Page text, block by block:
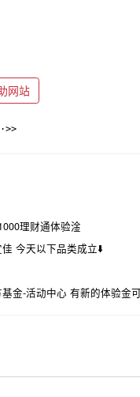
网站
理财通体验淦
今天以下品类成立⬇️
金-活动中心 有新的体验金